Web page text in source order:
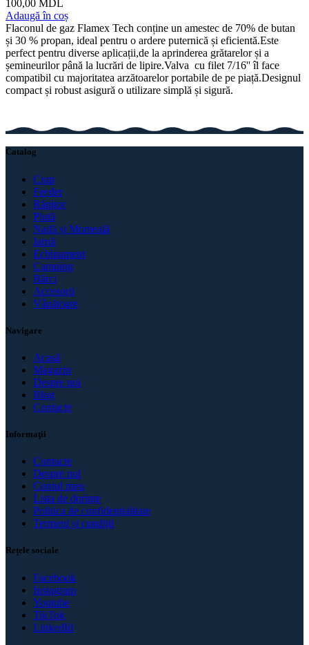
100,00 MDL
Adaugă în coș
Flaconul de gaz Flamex Tech conține un amestec de 70% de butan
și 30 % propan, ideal pentru o ardere puternică și eficientă.Este
perfect pentru diverse aplicații,de la aprinderea grătarelor și a
șemineurilor până la lucrări de lipire.Valva cu filet 7/16'' îl face
compatibil cu majoritatea arzătoarelor portabile de pe piață.Designul
compact și robust asigură o utilizare simplă și sigură.
Catalog
Crap
Feeder
Răpitor
Plută
Nadă și Momeală
Iarnă
Echipament
Camping
Bărci
Accesorii
Vânătoare
Navigare
Acasă
Magazin
Despre noi
Blog
Contacte
Informaţii
Contacte
Despre noi
Contul meu
Lista de dorințe
Politica de confidenţialitate
Termeni și condiții
Rețele sociale
Facebook
Instagram
Youtube
TikTok
LinkedId